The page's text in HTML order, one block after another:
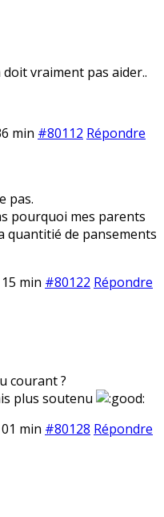
doit vraiment pas aider..
min #80112 Répondre
pas.
pourquoi mes parents
quantitié de pansements
min #80122 Répondre
courant ?
plus soutenu
min #80128 Répondre